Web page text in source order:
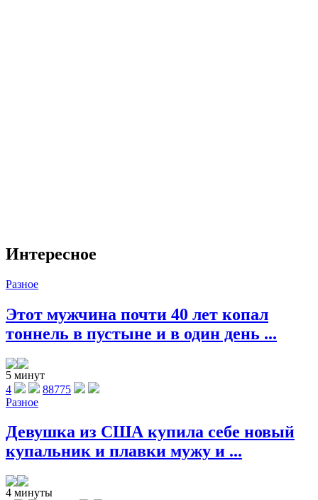
Интересное
Разное
Этот мужчина почти 40 лет копал
тоннель в пустыне и в один день ...
5 минут
4
88775
Разное
Девушка из США купила себе новый
купальник и плавки мужу и ...
4 минуты